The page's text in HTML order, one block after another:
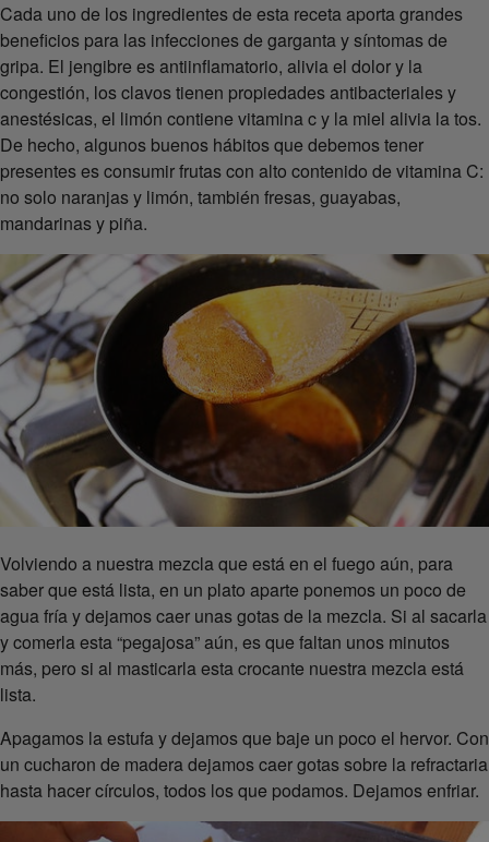
Cada uno de los ingredientes de esta receta aporta grandes
beneficios para las infecciones de garganta y síntomas de
gripa. El jengibre es antiinflamatorio, alivia el dolor y la
congestión, los clavos tienen propiedades antibacteriales y
anestésicas, el limón contiene vitamina c y la miel alivia la tos.
De hecho, algunos buenos hábitos que debemos tener
presentes es consumir frutas con alto contenido de vitamina C:
no solo naranjas y limón, también fresas, guayabas,
mandarinas y piña.
Volviendo a nuestra mezcla que está en el fuego aún, para
saber que está lista, en un plato aparte ponemos un poco de
agua fría y dejamos caer unas gotas de la mezcla. Si al sacarla
y comerla esta “pegajosa” aún, es que faltan unos minutos
más, pero si al masticarla esta crocante nuestra mezcla está
lista.
Apagamos la estufa y dejamos que baje un poco el hervor. Con
un cucharon de madera dejamos caer gotas sobre la refractaria
hasta hacer círculos, todos los que podamos. Dejamos enfriar.